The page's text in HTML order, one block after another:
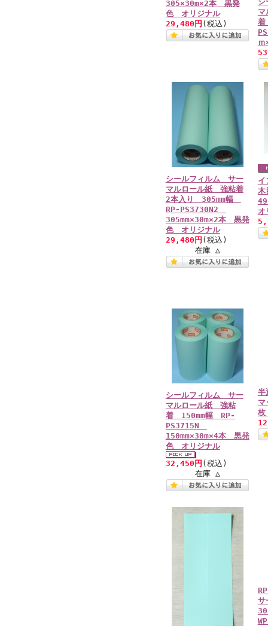
305×30m×2本 黒発
色 オリジナル
29,480円 (税込)
シールフィルム サー
マルロール紙 強粘着
2本入り 305mm幅
RP-PS3730N2
305mm×30m×2本 黒発
色 オリジナル
29,480円 (税込)
在庫 △
オ
シールフィルム サー
マルロール紙 強粘
着 150mm幅 RP-
PS3715N
150mm×30m×4本 黒発
色 オリジナル
32,450円 (税込)
在庫 △
枚
サ